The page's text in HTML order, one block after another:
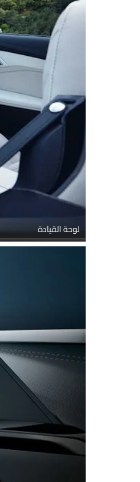
لوحة القيادة